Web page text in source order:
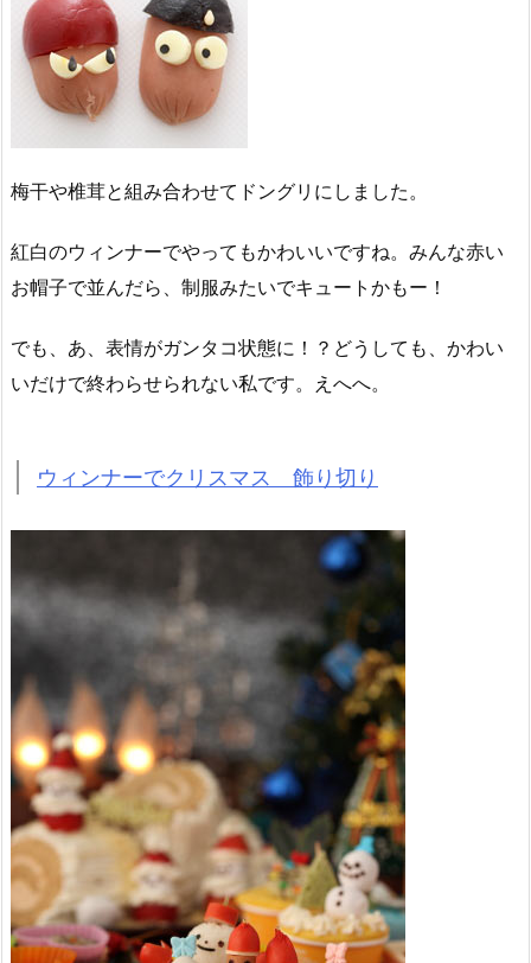
梅干や椎茸と組み合わせてドングリにしました。
紅白のウィンナーでやってもかわいいですね。みんな赤い
お帽子で並んだら、制服みたいでキュートかもー！
でも、あ、表情がガンタコ状態に！？どうしても、かわい
いだけで終わらせられない私です。えへへ。
ウィンナーでクリスマス 飾り切り